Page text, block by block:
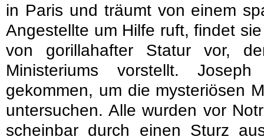
in Paris und träumt von einem
Angestellte um Hilfe ruft, findet
von gorillahafter Statur vor,
Ministeriums vorstellt.
gekommen, um die mysteriösen
untersuchen. Alle wurden vor
scheinbar durch einen Sturz